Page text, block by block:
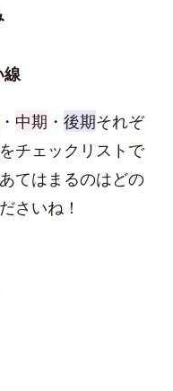
線
・ 中期 ・ 後期それぞ
チェックリストで
てはまるのはどの
さいね！